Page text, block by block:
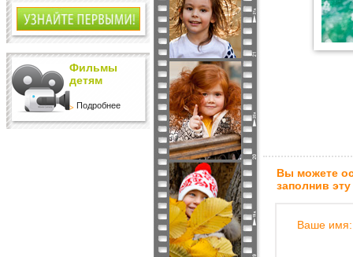
Фильмы
детям
Подробнее
Вы можете
заполнив
Ваше имя: